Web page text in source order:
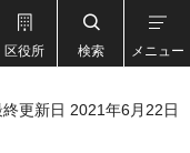
区役所 検索 メニュー
終更新日 2021年6月22日